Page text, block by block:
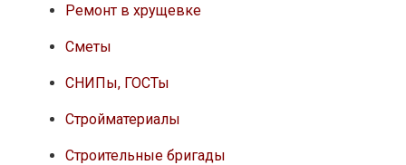
Ремонт в хрущевке
Сметы
СНИПы, ГОСТы
Стройматериалы
Строительные бригады